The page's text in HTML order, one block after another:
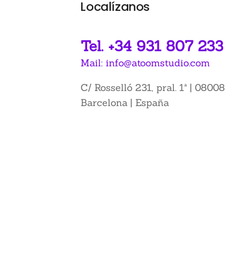
Localízanos
Tel. +34 931 807 233
Mail: info@atoomstudio.com
C/ Rosselló 231, pral. 1ª | 08008
Barcelona | España